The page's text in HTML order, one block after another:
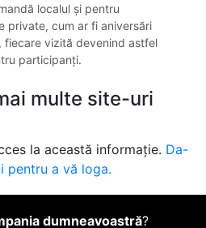
localul și pentru
private, cum ar fi aniversări
fiecare vizită devenind astfel
participanți.
multe site-uri
la această informație. Da-
pentru a vă loga.
dumneavoastră?